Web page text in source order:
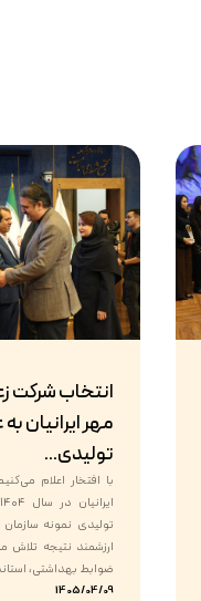
انتخاب شرکت
مهر ایرانیان
تولیدی...
با افتخار اعلام
تولیدی نمونه
ارزشمند نتیجه تلاش
ضوابط بهداشتی،
1405/04/09